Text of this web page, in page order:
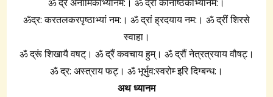
ॐद्र: करतलकरपृष्ठाभ्यां नम:। ॐ द्रां ह्रदयाय नम:। ॐ द्रीं शिरसे
स्वाहा।
ॐ द्रूं शिखायै वषट्‌। ॐ द्रैं कवचाय हुम्‌। ॐ द्रौं नेत्रत्रयाय वौषट्‍।
ॐ द्र: अस्त्राय फट्‍। ॐ भूर्भुव:स्वरोम्‍ इरि दिग्बन्ध:।
अथ ध्यानम